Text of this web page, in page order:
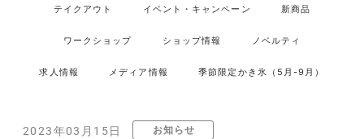
テイクアウト イベント・キャンペーン 新商品
ワークショップ ショップ情報 ノベルティ
求人情報 メディア情報 季節限定かき氷（5月-9月）
2023年03月15日 お知らせ